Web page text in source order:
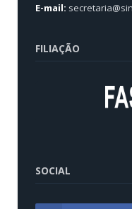
E-mail:
FILIAÇÃO
SOCIAL